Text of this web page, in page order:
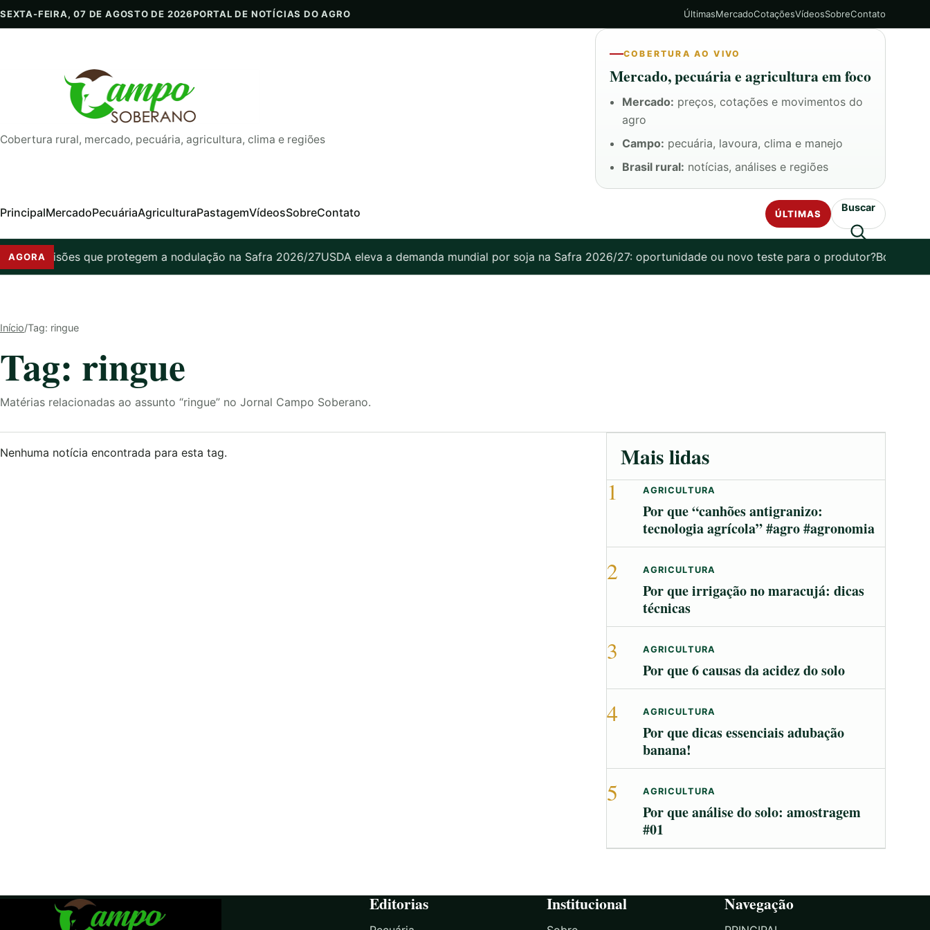
Pular para o conteúdo
SEXTA-FEIRA, 07 DE AGOSTO DE 2026PORTAL DE NOTÍCIAS DO AGRO ÚltimasMercadoCotaçõesVídeosSobreContato
Cobertura rural, mercado, pecuária, agricultura, clima e regiões
COBERTURA AO VIVO
Mercado, pecuária e agricultura em foco
Mercado: preços, cotações e movimentos do
agro
Campo: pecuária, lavoura, clima e manejo
Brasil rural: notícias, análises e regiões
PrincipalMercadoPecuáriaAgriculturaPastagemVídeosSobreContato ÚLTIMAS
Buscar
AGORA
7 decisões que protegem a nodulação na Safra 2026/27USDA eleva a demanda mundial por soja na Safra 2026/27: oportunidade ou novo teste para o produtor?Boi gordo
Início/Tag: ringue
Tag: ringue
Matérias relacionadas ao assunto “ringue” no Jornal Campo Soberano.
Nenhuma notícia encontrada para esta tag.
Mais lidas
1
AGRICULTURA
Por que “canhões antigranizo:
tecnologia agrícola” #agro #agronomia
2 AGRICULTURA
Por que irrigação no maracujá: dicas
técnicas
3 AGRICULTURA
Por que 6 causas da acidez do solo
4 AGRICULTURA
Por que dicas essenciais adubação
banana!
5 AGRICULTURA
Por que análise do solo: amostragem
#01
Editorias Institucional Navegação